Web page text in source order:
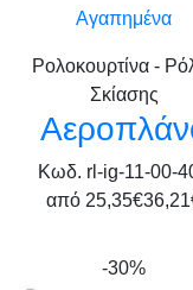
Αγαπημένα
Ρολοκουρτίνα -
Σκίασης
Κωδ. rl-ig-11-00-
από 25,35€
-30%